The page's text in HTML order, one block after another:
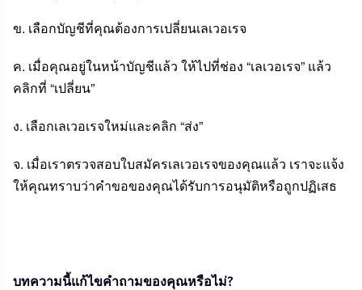
ข. เลือกบัญชีที่คุณต้องการเปลี่ยนเลเวอเรจ
ค. เมื่อคุณอยู่ในหน้าบัญชีแล้ว ให้ไปที่ช่อง “เลเวอเรจ” แล้ว
คลิกที่ “เปลี่ยน”
ง. เลือกเลเวอเรจใหม่และคลิก “ส่ง”
จ. เมื่อเราตรวจสอบใบสมัครเลเวอเรจของคุณแล้ว เราจะแจ้ง
ให้คุณทราบว่าคำขอของคุณได้รับการอนุมัติหรือถูกปฏิเสธ
บทความนี้แก้ไขคำถามของคุณหรือไม่?